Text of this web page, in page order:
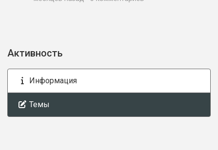
Активность
Информация
Темы